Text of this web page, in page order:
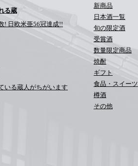
る蔵
! 日欧米亜56冠達成!!
いる蔵人がちがいます
新商品
日本酒一覧
旬の限定酒
受賞酒
数量限定商品
焼酎
ギフト
食品・スイーツ
樽酒
その他